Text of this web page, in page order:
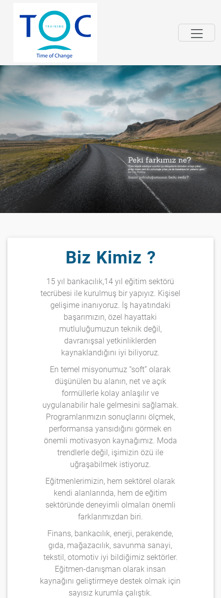
Biz Kimiz ?
15 yıl bankacılık,14 yıl eğitim sektörü
tecrübesi ile kurulmuş bir yapıyız. Kişisel
gelişime inanıyoruz. İş hayatındaki
başarımızın, özel hayattaki
mutluluğumuzun teknik değil,
davranışsal yetkinliklerden
kaynaklandığını iyi biliyoruz.
En temel misyonumuz “soft” olarak
düşünülen bu alanın, net ve açık
formüllerle kolay anlaşılır ve
uygulanabilir hale gelmesini sağlamak.
Programlarımızın sonuçlarını ölçmek,
performansa yansıdığını görmek en
önemli motivasyon kaynağımız. Moda
trendlerle değil, işimizin özü ile
uğraşabilmek istiyoruz.
Eğitmenlerimizin, hem sektörel olarak
kendi alanlarında, hem de eğitim
sektöründe deneyimli olmaları önemli
farklarımızdan biri.
Finans, bankacılık, enerji, perakende,
gıda, mağazacılık, savunma sanayi,
tekstil, otomotiv iyi bildiğimiz sektörler.
Eğitmen-danışman olarak insan
kaynağını geliştirmeye destek olmak için
sayısız kurumla çalıştık.